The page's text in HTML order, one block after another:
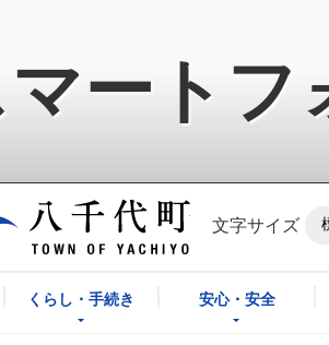
ートフ
八千代町公式ホ
文字サイズ
くらし・手続き 安心・安全